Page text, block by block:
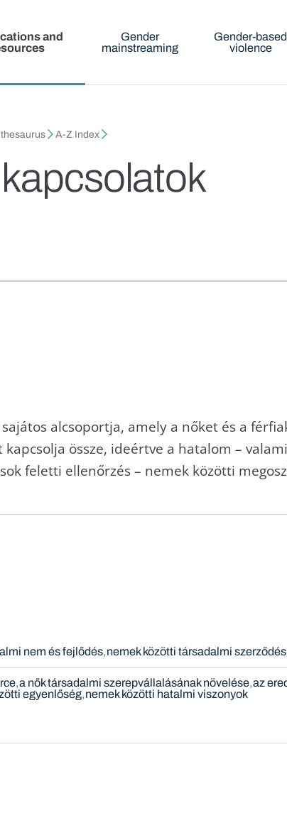
and
Gender
mainstreaming
Gender-based
violence
A-Z Index
alcsoportja, amely a nőket és a
össze, ideértve a hatalom –
feletti ellenőrzés – nemek közötti
nem és fejlődés nemek közötti társadalmi szerződés
a nők társadalmi szerepvállalásának növelése az
egyenlőség nemek közötti hatalmi viszonyok